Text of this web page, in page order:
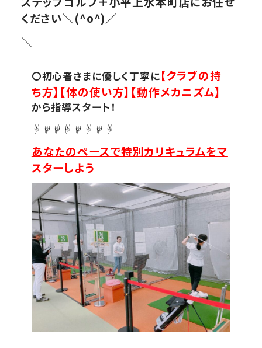
ください＼(^o^)／
＼
〇初心者さまに優しく丁寧に【クラブの持
ち方】【体の使い方】【動作メカニズム】
から指導スタート！
☟☟☟☟☟☟☟☟
あなたのペースで特別カリキュラムをマ
スターしよう